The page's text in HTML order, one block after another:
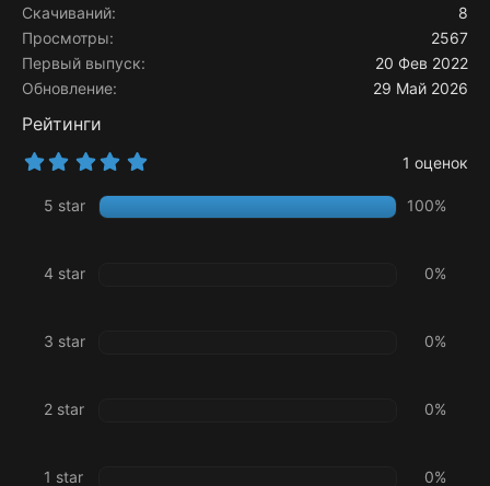
Скачиваний
8
Просмотры
2567
Первый выпуск
20 Фев 2022
Обновление
29 Май 2026
Рейтинги
5
0
0
1 оценок
5 star 100%
4 star 0%
3 star 0%
2 star 0%
1 star 0%